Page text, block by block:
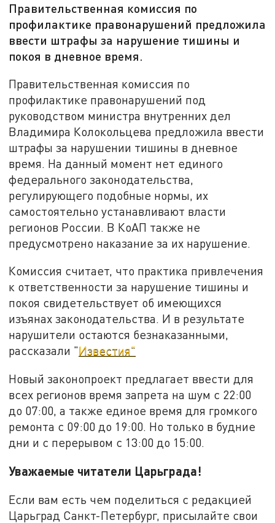
Правительственная комиссия по
профилактике правонарушений предложила
ввести штрафы за нарушение тишины и
покоя в дневное время.
Правительственная комиссия по
профилактике правонарушений под
руководством министра внутренних дел
Владимира Колокольцева предложила ввести
штрафы за нарушении тишины в дневное
время. На данный момент нет единого
федерального законодательства,
регулирующего подобные нормы, их
самостоятельно устанавливают власти
регионов России. В КоАП также не
предусмотрено наказание за их нарушение.
Комиссия считает, что практика привлечения
к ответственности за нарушение тишины и
покоя свидетельствует об имеющихся
изъянах законодательства. И в результате
нарушители остаются безнаказанными,
рассказали "Известия"
Новый законопроект предлагает ввести для
всех регионов время запрета на шум с 22:00
до 07:00, а также единое время для громкого
ремонта с 09:00 до 19:00. Но только в будние
дни и с перерывом с 13:00 до 15:00.
Уважаемые читатели Царьграда!
Если вам есть чем поделиться с редакцией
Царьград Санкт-Петербург, присылайте свои